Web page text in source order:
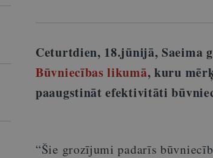
Ceturtdien, 18.jūnijā, Saeima
Būvniecības likumā, kuru
paaugstināt efektivitāti
“Šie grozījumi padarīs